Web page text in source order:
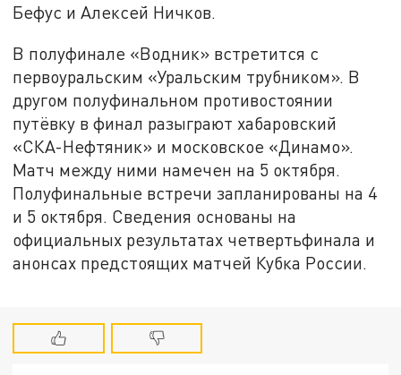
Бефус и Алексей Ничков.
В полуфинале «Водник» встретится с
первоуральским «Уральским трубником». В
другом полуфинальном противостоянии
путёвку в финал разыграют хабаровский
«СКА-Нефтяник» и московское «Динамо».
Матч между ними намечен на 5 октября.
Полуфинальные встречи запланированы на 4
и 5 октября. Сведения основаны на
официальных результатах четвертьфинала и
анонсах предстоящих матчей Кубка России.